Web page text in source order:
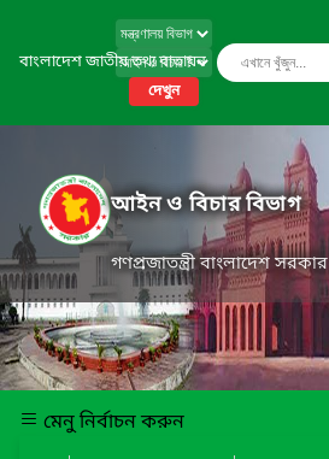
বাংলাদেশ জাতীয় তথ্য বাতায়ন
দেখুন
আইন ও বিচার বিভাগ
গণপ্রজাতন্ত্রী বাংলাদেশ সরকার
মেনু নির্বাচন করুন